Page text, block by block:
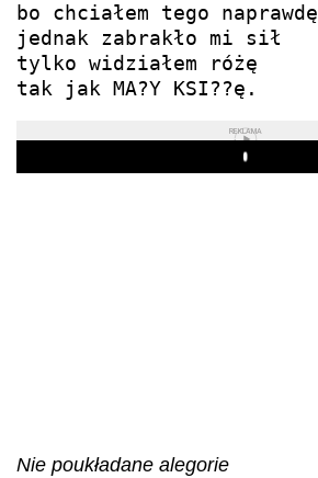
bo chciałem tego naprawdę
jednak zabrakło mi sił
tylko widziałem różę
tak jak MA?Y KSI??ę.
REKLAMA
Play
Nie poukładane alegorie